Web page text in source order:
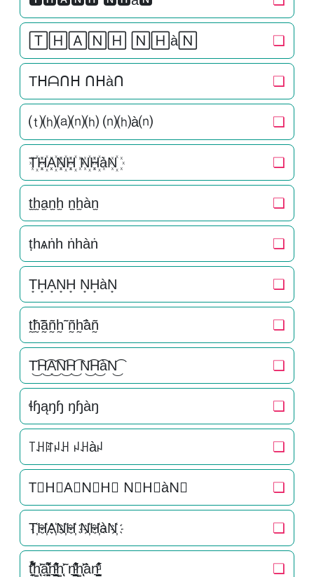
🅃🄷🄰🄽🄷 🄽🄷à🄽 ❏
Tᕼᗩᑎᕼ ᑎᕼàᑎ ❏
⒯⒣⒜⒩⒣ ⒩⒣à⒩ ❏
T꙰H꙰A꙰N꙰H꙰ N꙰H꙰àN꙰ ❏
t̫h̫a̫n̫h̫ n̫h̫àn̫ ❏
ṭһѧṅһ ṅһàṅ ❏
T͙H͙A͙N͙H͙ N͙H͙àN͙ ❏
t̰̃h̰̃ã̰ñ̰h̰̃ ñ̰h̰̃àñ̰ ❏
T͜͡H͜͡A͜͡N͜͡H͜͡ N͜͡H͜͡àN͜͡ ❏
ɬɧąŋɧ ŋɧàŋ ❏
꓄ꃅꍏꈤꃅ ꈤꃅàꈤ ❏
T⃟H⃟A⃟N⃟H⃟ N⃟H⃟àN⃟ ❏
T҉H҉A҉N҉H҉ N҉H҉àN҉ ❏
t̘̟̼̉̈́͐͋͌̊h͚̖̜̍̃͐a̘̫͈̭͌͛͌̇̇̍n͉̠̙͉̗̺̋̋̔ͧ̊h͚̖̜̍̃͐ n͉̠̙͉̗̺̋̋̔ͧ̊h͚̖̜̍̃͐àn͉̠̙͉̗̺̋̋̔ͧ̊ ❏